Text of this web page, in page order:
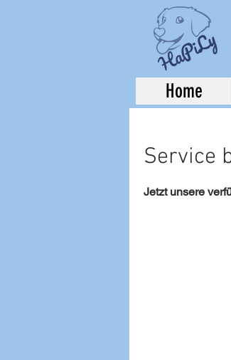
Home
Service
Jetzt unsere